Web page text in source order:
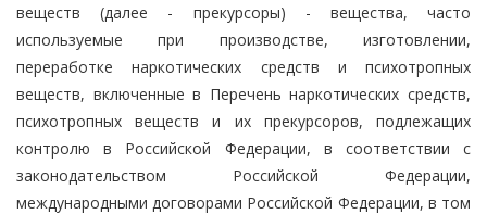
веществ (далее - прекурсоры) - вещества, часто
используемые при производстве, изготовлении,
переработке наркотических средств и психотропных
веществ, включенные в Перечень наркотических средств,
психотропных веществ и их прекурсоров, подлежащих
контролю в Российской Федерации, в соответствии с
законодательством Российской Федерации,
международными договорами Российской Федерации, в том